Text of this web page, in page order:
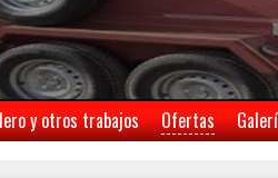
y otros trabajos Ofertas